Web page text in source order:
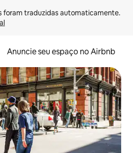
Anuncie seu espaço no Airbnb